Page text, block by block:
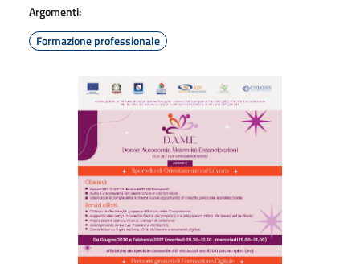
Argomenti:
Formazione professionale